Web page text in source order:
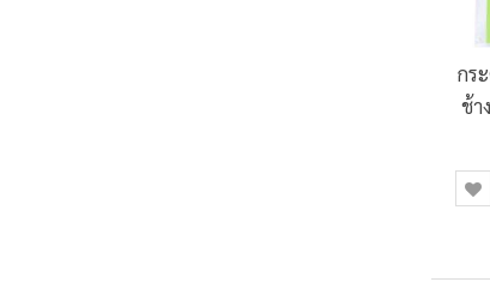
กร
ช้า